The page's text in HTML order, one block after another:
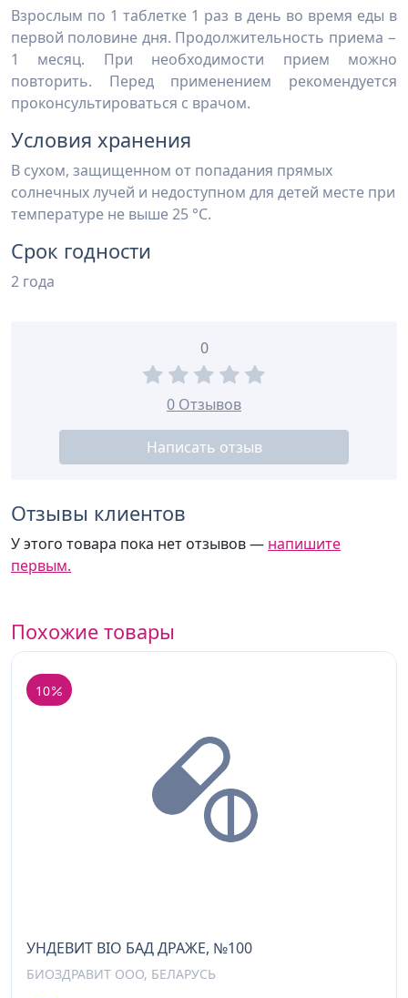
Взрослым по 1 таблетке 1 раз в день во время еды в
первой половине дня. Продолжительность приема −
1 месяц. При необходимости прием можно
повторить. Перед применением рекомендуется
проконсультироваться с врачом.
Условия хранения
В сухом, защищенном от попадания прямых
солнечных лучей и недоступном для детей месте при
температуре не выше 25 °С.
Срок годности
2 года
0
0 Отзывов
Написать отзыв
Отзывы клиентов
У этого товара пока нет отзывов — напишите
первым.
Похожие товары
10
УНДЕВИТ BIO БАД ДРАЖЕ, №100
БИОЗДРАВИТ ООО, БЕЛАРУСЬ